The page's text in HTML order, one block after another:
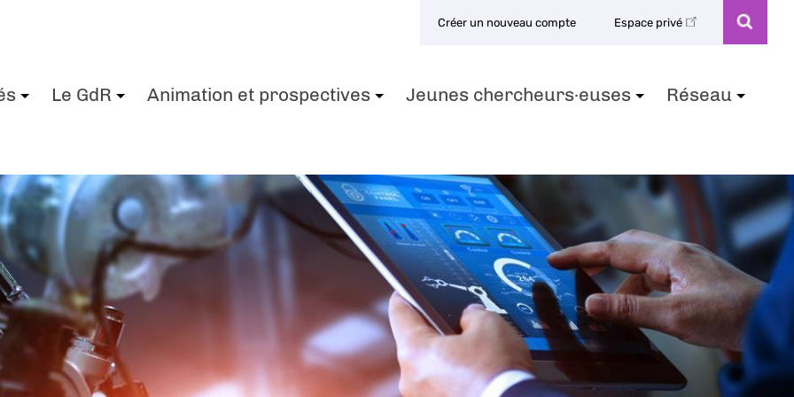
Créer un nouveau compte Espace privé
Le GdR Animation et prospectives Jeunes chercheurs·euses Réseau